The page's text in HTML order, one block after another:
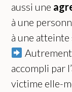
aussi une
à une
à une atteinte
accompli par
victime elle-